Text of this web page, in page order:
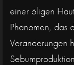
einer öligen
Phänomen, das
Veränderungen